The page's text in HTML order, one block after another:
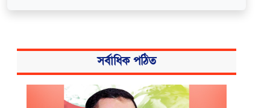
সর্বাধিক পঠিত